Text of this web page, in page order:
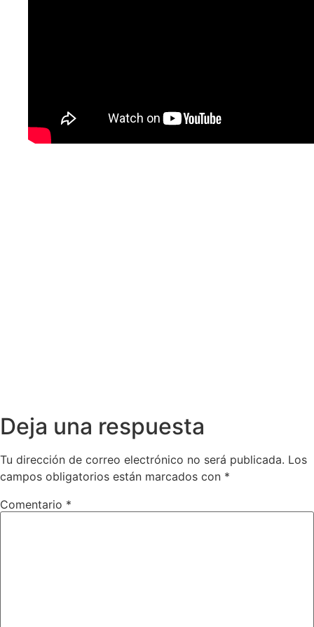
Deja una respuesta
Tu dirección de correo electrónico no será publicada. Los
campos obligatorios están marcados con *
Comentario *